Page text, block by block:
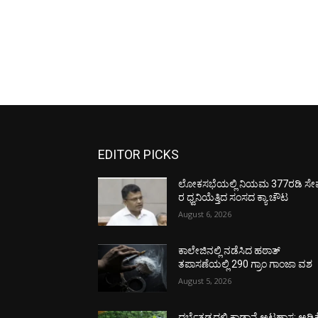
EDITOR PICKS
ಲೋಕಸಭೆಯಲ್ಲಿ ನಿಯಮ 377ರಡಿ
ರ ಧ್ವನಿಯೆತ್ತಿದ ಸಂಸದ ಕ್ಯಾ.ಚೌಟ
August 6, 2026
ಕಾಲೇಜಿನಲ್ಲಿ ನಡೆಸಿದ ಹಠಾತ್
ತಪಾಸಣೆಯಲ್ಲಿ 290 ಗ್ರಾಂ ಗಾಂಜಾ ವಶ
August 5, 2026